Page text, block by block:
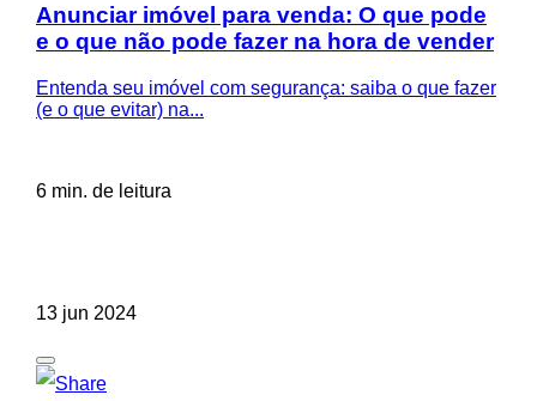
Anunciar imóvel para venda: O que pode
e o que não pode fazer na hora de vender
Entenda seu imóvel com segurança: saiba o que fazer
(e o que evitar) na...
6 min. de leitura
13 jun 2024